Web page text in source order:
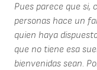
Pues parece que si,
personas hace un
quien haya
que no tiene esa
bienvenidas sean.